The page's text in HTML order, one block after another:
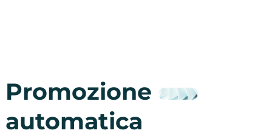
Promozione
automatica